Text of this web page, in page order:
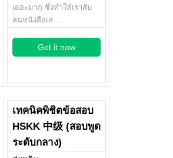
เยอะมาก ซึ่งทำให้เราสับ
สนหนังสือเล…
Get it now
เทคนิคพิชิตข้อสอบ
HSKK 中级 (สอบพูด
ระดับกลาง)